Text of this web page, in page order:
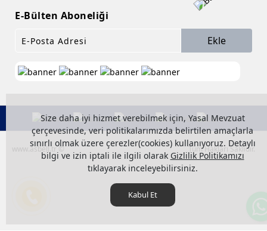
Size daha iyi hizmet verebilmek için, Yasal Mevzuat
çerçevesinde, veri politikalarımızda belirtilen amaçlarla
sınırlı olmak üzere çerezler(cookies) kullanıyoruz. Detaylı
bilgi ve izin iptali ile ilgili olarak Gizlilik Politikamızı
tıklayarak inceleyebilirsiniz.
Kabul Et
E-Bülten Aboneliği
Ekle
www.asbell.tr © Tüm Hakları Saklıdır.